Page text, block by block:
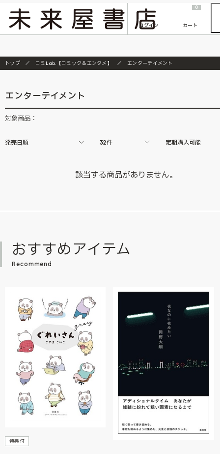
『ONE PIECE magazine 021 ONE PIECEカード付き同梱版』発売延期のご案内
ログイン
0
カート
トップ コミLab.【コミック＆エンタメ】 エンターテイメント
エンターテイメント
対象商品：
発売日順 32件 定期購入可能
該当する商品がありません。
おすすめアイテム
Recommend
特典付